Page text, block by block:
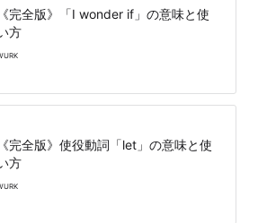
《完全版》「I wonder if」の意味と使
方
《完全版》使役動詞「let」の意味と使
方